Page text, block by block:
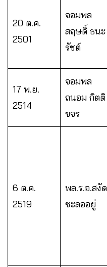
20 ต.ค.
2501
จอมพล
สฤษดิ์ ธนะ
รัชต์
17 พ.ย.
2514
จอมพล
ถนอม กิตติ
ขจร
6 ต.ค.
2519
พล.ร.อ.สงัด
ชะลออยู่